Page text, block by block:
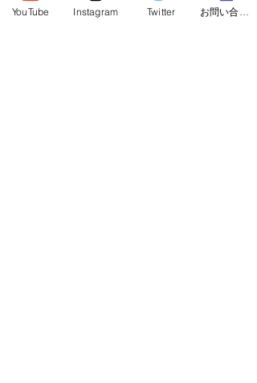
YouTube Instagram Twitter